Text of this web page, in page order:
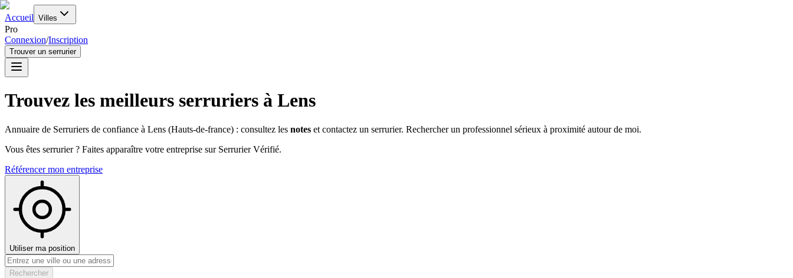
Accueil Villes
Pro
Connexion/Inscription
Trouver un serrurier
Trouvez les meilleurs serruriers à Lens
Annuaire de Serruriers de confiance à Lens (Hauts-de-france) : consultez les notes et contactez un serrurier. Rechercher un professionnel sérieux à proximité autour de moi.
Vous êtes serrurier ? Faites apparaître votre entreprise sur Serrurier Vérifié.
Référencer mon entreprise
Utiliser ma position
Rechercher